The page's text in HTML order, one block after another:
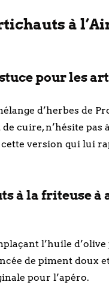
à
pour les
d’herbes de
cuire, n’hésite pas
version qui lui
à la friteuse à
l’huile d’olive
de piment doux
pour l’apéro.